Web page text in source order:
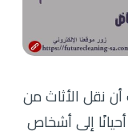
نقل الأثاث من
إلى أشخاص